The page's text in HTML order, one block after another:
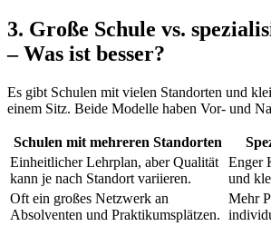
3. Große Schule vs.
– Was ist besser?
Es gibt Schulen mit vielen Standorten und
einem Sitz. Beide Modelle haben Vor- und
Schulen mit mehreren Standorten
Einheitlicher Lehrplan, aber Qualität
kann je nach Standort variieren.
Enger
und
Oft ein großes Netzwerk an
Absolventen und Praktikumsplätzen.
Mehr